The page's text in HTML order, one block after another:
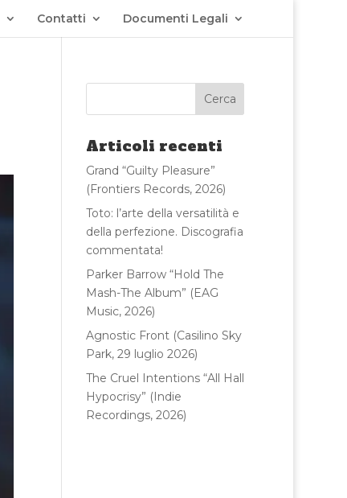
Contatti Documenti Legali
Articoli recenti
Grand “Guilty Pleasure”
(Frontiers Records, 2026)
Toto: l’arte della versatilità e
della perfezione. Discografia
commentata!
Parker Barrow “Hold The
Mash-The Album” (EAG
Music, 2026)
Agnostic Front (Casilino Sky
Park, 29 luglio 2026)
The Cruel Intentions “All Hall
Hypocrisy” (Indie
Recordings, 2026)